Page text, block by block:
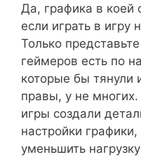
Да, графика в коей
если играть в игру
Только
геймеров есть по
которые бы тянули
правы, у не
игры создали
настройки
уменьшить